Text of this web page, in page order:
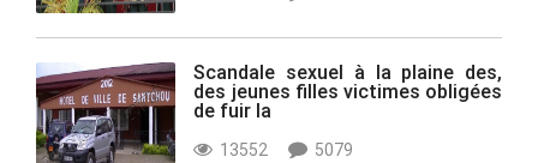
Scandale sexuel à la plaine des,
des jeunes filles victimes obligées
de fuir la
13552 5079